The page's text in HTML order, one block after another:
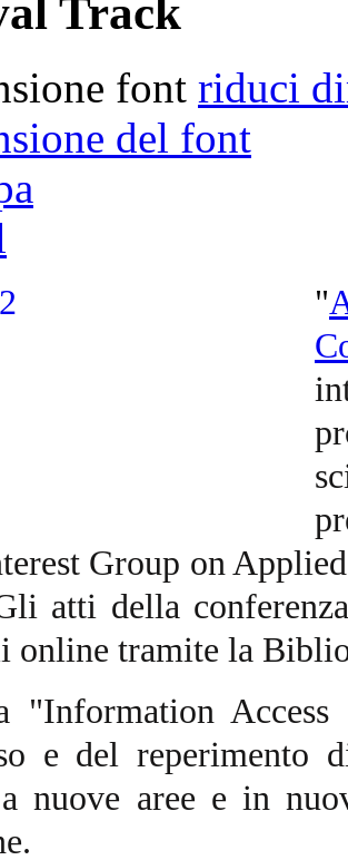
Track
font riduci
del font
"
Group on
atti della
online tramite la
"Information
e del
nuove aree e in